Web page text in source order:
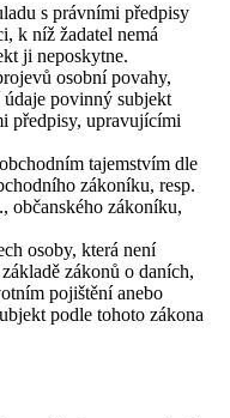
s právními předpisy
k níž žadatel nemá
ji neposkytne.
osobní povahy,
povinný subjekt
předpisy, upravujícími
tajemstvím dle
zákoníku, resp.
občanského zákoníku,
osoby, která není
zákonů o daních,
pojištění anebo
podle tohoto zákona